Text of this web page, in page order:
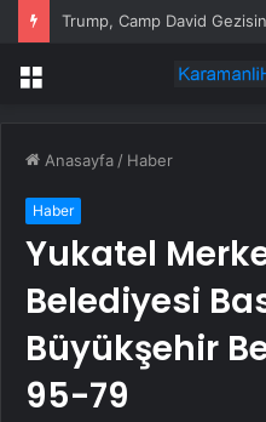
Trump, Camp David
Menü
Anasayfa / Haber
Haber
Yukatel
Belediyesi
Büyükşehir
95-79